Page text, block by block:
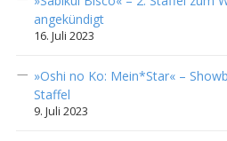
angekündigt
16. Juli 2023
»Oshi no Ko: Mein*Star« –
Staffel
9. Juli 2023